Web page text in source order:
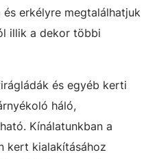
erkélyre megtalálhatjuk
illik a dekor többi
és egyéb kerti
háló,
Kínálatunkban a
kert kialakításához